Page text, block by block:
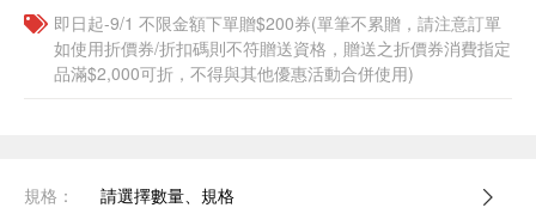
即日起-9/1 不限金額下單贈$200券(單筆不累贈，請注意訂單
如使用折價券/折扣碼則不符贈送資格，贈送之折價券消費指定
品滿$2,000可折，不得與其他優惠活動合併使用)
規格： 請選擇數量、規格